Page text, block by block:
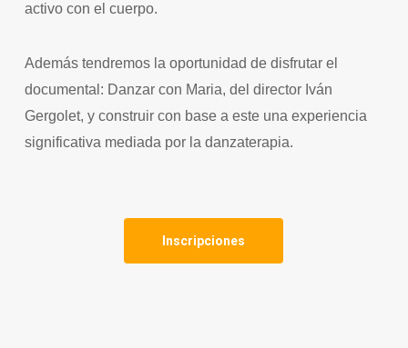
activo con el cuerpo.
Además tendremos la oportunidad de disfrutar el
documental: Danzar con Maria, del director Iván
Gergolet, y construir con base a este una experiencia
significativa mediada por la danzaterapia.
Inscripciones